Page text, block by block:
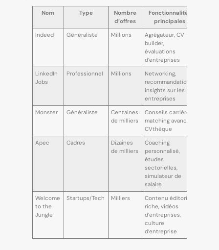
Nom Type
Nombre
d’offres
Fonctionnalités
principales
Indeed
Généraliste Millions
Agrégateur, CV
builder,
évaluations
d’entreprises
LinkedIn
Jobs
Professionnel Millions
Networking,
recommandations,
insights sur les
entreprises
Monster
Généraliste
Centaines
de milliers
Conseils carrière,
matching avancé,
CVthèque
Apec
Cadres
Dizaines
de milliers
Coaching
personnalisé,
études
sectorielles,
simulateur de
salaire
Welcome
to the
Jungle
Startups/Tech Milliers
Contenu éditorial
riche, vidéos
d’entreprises,
culture
d’entreprise